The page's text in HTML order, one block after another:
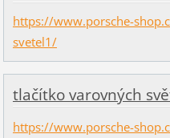
https://www.porsche-
svetel1/
tlačítko varovných
https://www.porsche-